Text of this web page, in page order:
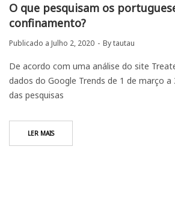
O que pesquisam os
confinamento?
Publicado a Julho 2, 2020 Bytautau
De acordo com uma análise do site
dados do Google Trends de 1 de março a
das pesquisas
LER MAIS